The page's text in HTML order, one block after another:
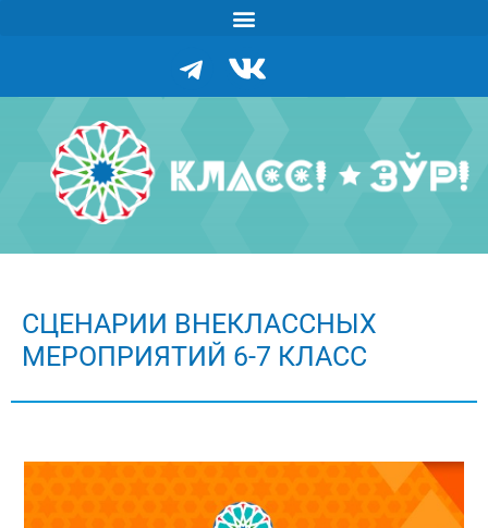
СЦЕНАРИИ ВНЕКЛАССНЫХ
МЕРОПРИЯТИЙ 6-7 КЛАСС